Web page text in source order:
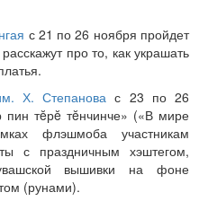
с 21 по 26 ноября пройдет
про то, как украшать
Х. Степанова с 23 по 26
тĕрĕ тĕнчинче» («В мире
флэшмоба участникам
с праздничным хэштегом,
вышивки на фоне
(рунами).